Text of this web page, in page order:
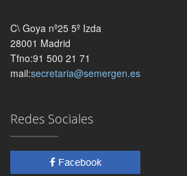
C\ Goya nº25 5º Izda
28001 Madrid
Tfno:91 500 21 71
mail:secretaria@semergen.es
Redes Sociales